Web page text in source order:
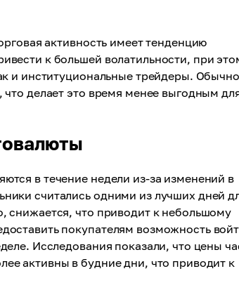
активность имеет тенденцию
к большей волатильности, при
и институциональные трейдеры. Обычно
делает это время менее выгодным
в течение недели из-за изменений в
считались одними из лучших дней
снижается, что приводит к небольшому
покупателям возможность
Исследования показали, что цены
активны в будние дни, что приводит к